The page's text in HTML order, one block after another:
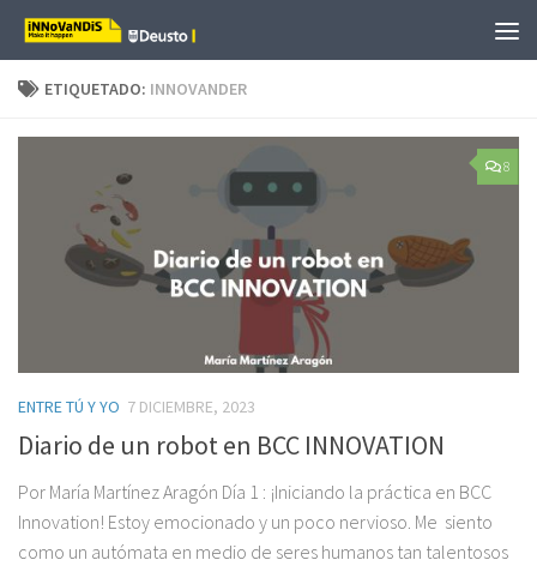
Saltar al contenido
ETIQUETADO: INNOVANDER
8
ENTRE TÚ Y YO 7 DICIEMBRE, 2023
Diario de un robot en BCC INNOVATION
Por María Martínez Aragón Día 1 : ¡Iniciando la práctica en BCC
Innovation! Estoy emocionado y un poco nervioso. Me siento
como un autómata en medio de seres humanos tan talentosos